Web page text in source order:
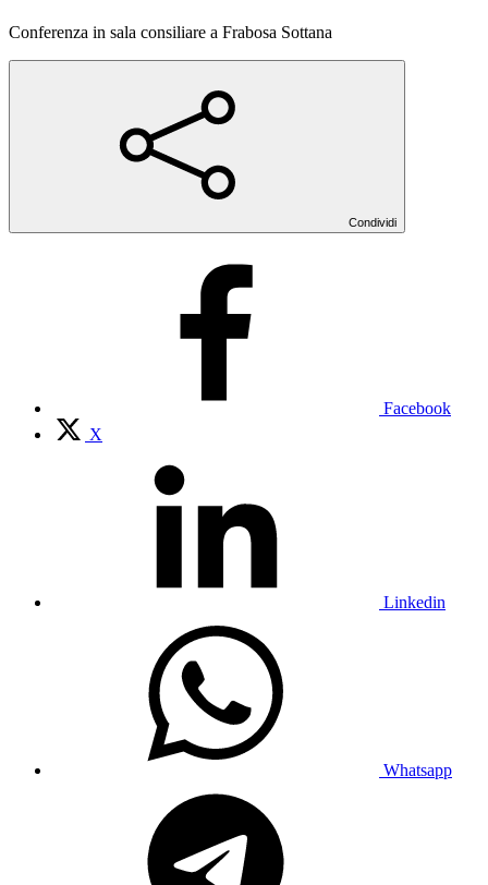
Conferenza in sala consiliare a Frabosa Sottana
Condividi
Facebook
X
Linkedin
Whatsapp